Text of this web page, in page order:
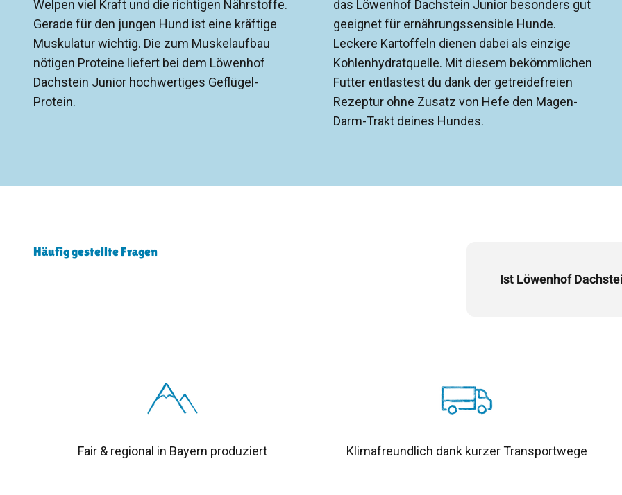
Welpen viel Kraft und die richtigen Nährstoffe.
Gerade für den jungen Hund ist eine kräftige
Muskulatur wichtig. Die zum Muskelaufbau
nötigen Proteine liefert bei dem Löwenhof
Dachstein Junior hochwertiges Geflügel-
Protein.
das Löwenhof Dachstein Junior besonders gut
geeignet für ernährungssensible Hunde.
Leckere Kartoffeln dienen dabei als einzige
Kohlenhydratquelle. Mit diesem bekömmlichen
Futter entlastest du dank der getreidefreien
Rezeptur ohne Zusatz von Hefe den Magen-
Darm-Trakt deines Hundes.
Häufig gestellte Fragen
Ist Löwenhof
Fair & regional in Bayern produziert Klimafreundlich dank kurzer Transportwege